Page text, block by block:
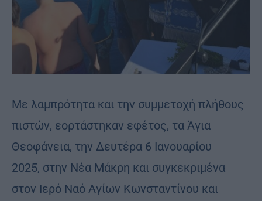
Με λαμπρότητα και την συμμετοχή πλήθους
πιστών, εορτάστηκαν εφέτος, τα Άγια
Θεοφάνεια, την Δευτέρα 6 Ιανουαρίου
2025, στην Νέα Μάκρη και συγκεκριμένα
στον Ιερό Ναό Αγίων Κωνσταντίνου και